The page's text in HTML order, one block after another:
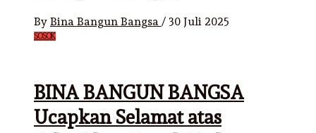
By Bina Bangun Bangsa / 30 Juli 2025
SOSOK
BINA BANGUN BANGSA
Ucapkan Selamat atas